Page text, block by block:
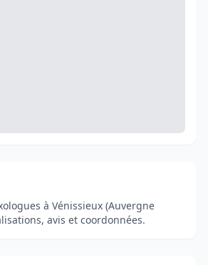
à Vénissieux (Auvergne
avis et coordonnées.